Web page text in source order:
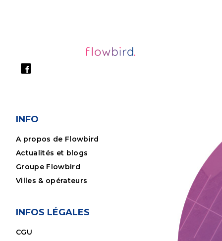
INFO
A propos de Flowbird
Actualités et blogs
Groupe Flowbird
Villes & opérateurs
INFOS LÉGALES
CGU